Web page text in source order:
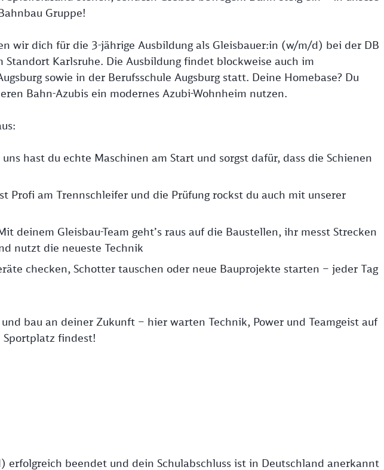
Gruppe!
wir dich für die 3-jährige Ausbildung als Gleisbauer:in (w/m/d) bei der DB
Standort Karlsruhe. Die Ausbildung findet blockweise auch im
sowie in der Berufsschule Augsburg statt. Deine Homebase? Du
Bahn-Azubis ein modernes Azubi-Wohnheim nutzen.
hast du echte Maschinen am Start und sorgst dafür, dass die Schienen
Profi am Trennschleifer und die Prüfung rockst du auch mit unserer
deinem Gleisbau-Team geht’s raus auf die Baustellen, ihr messt Strecken
nutzt die neueste Technik
checken, Schotter tauschen oder neue Bauprojekte starten – jeder Tag
bau an deiner Zukunft – hier warten Technik, Power und Teamgeist auf
Sportplatz findest!
erfolgreich beendet und dein Schulabschluss ist in Deutschland anerkannt